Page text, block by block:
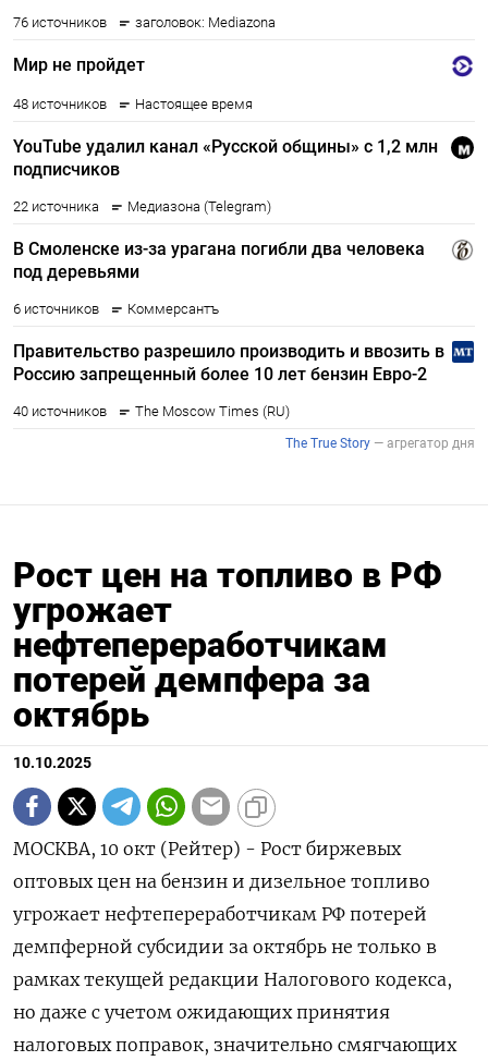
Рост цен на топливо в РФ
угрожает
нефтепереработчикам
потерей демпфера за
октябрь
10.10.2025
МОСКВА, 10 окт (Рейтер) - Рост биржевых
оптовых цен на бензин и дизельное топливо
угрожает нефтепереработчикам РФ потерей
демпферной субсидии за октябрь не только в
рамках текущей редакции Налогового кодекса,
но даже с учетом ожидающих принятия
налоговых поправок, значительно смягчающих